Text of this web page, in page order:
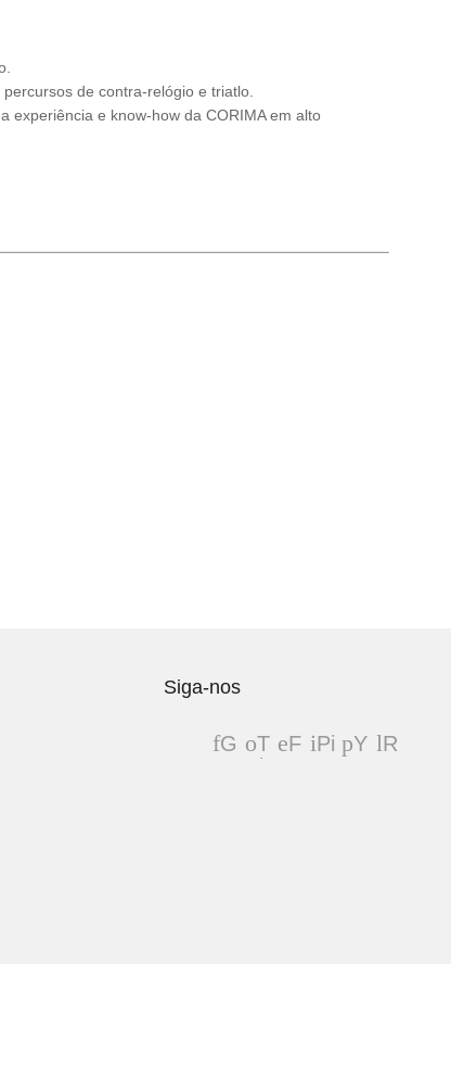
de contra-relógio e triatlo.
experiência e know-how da CORIMA em alto
Siga-nos
G
T
wit
F
Pi
Y
R